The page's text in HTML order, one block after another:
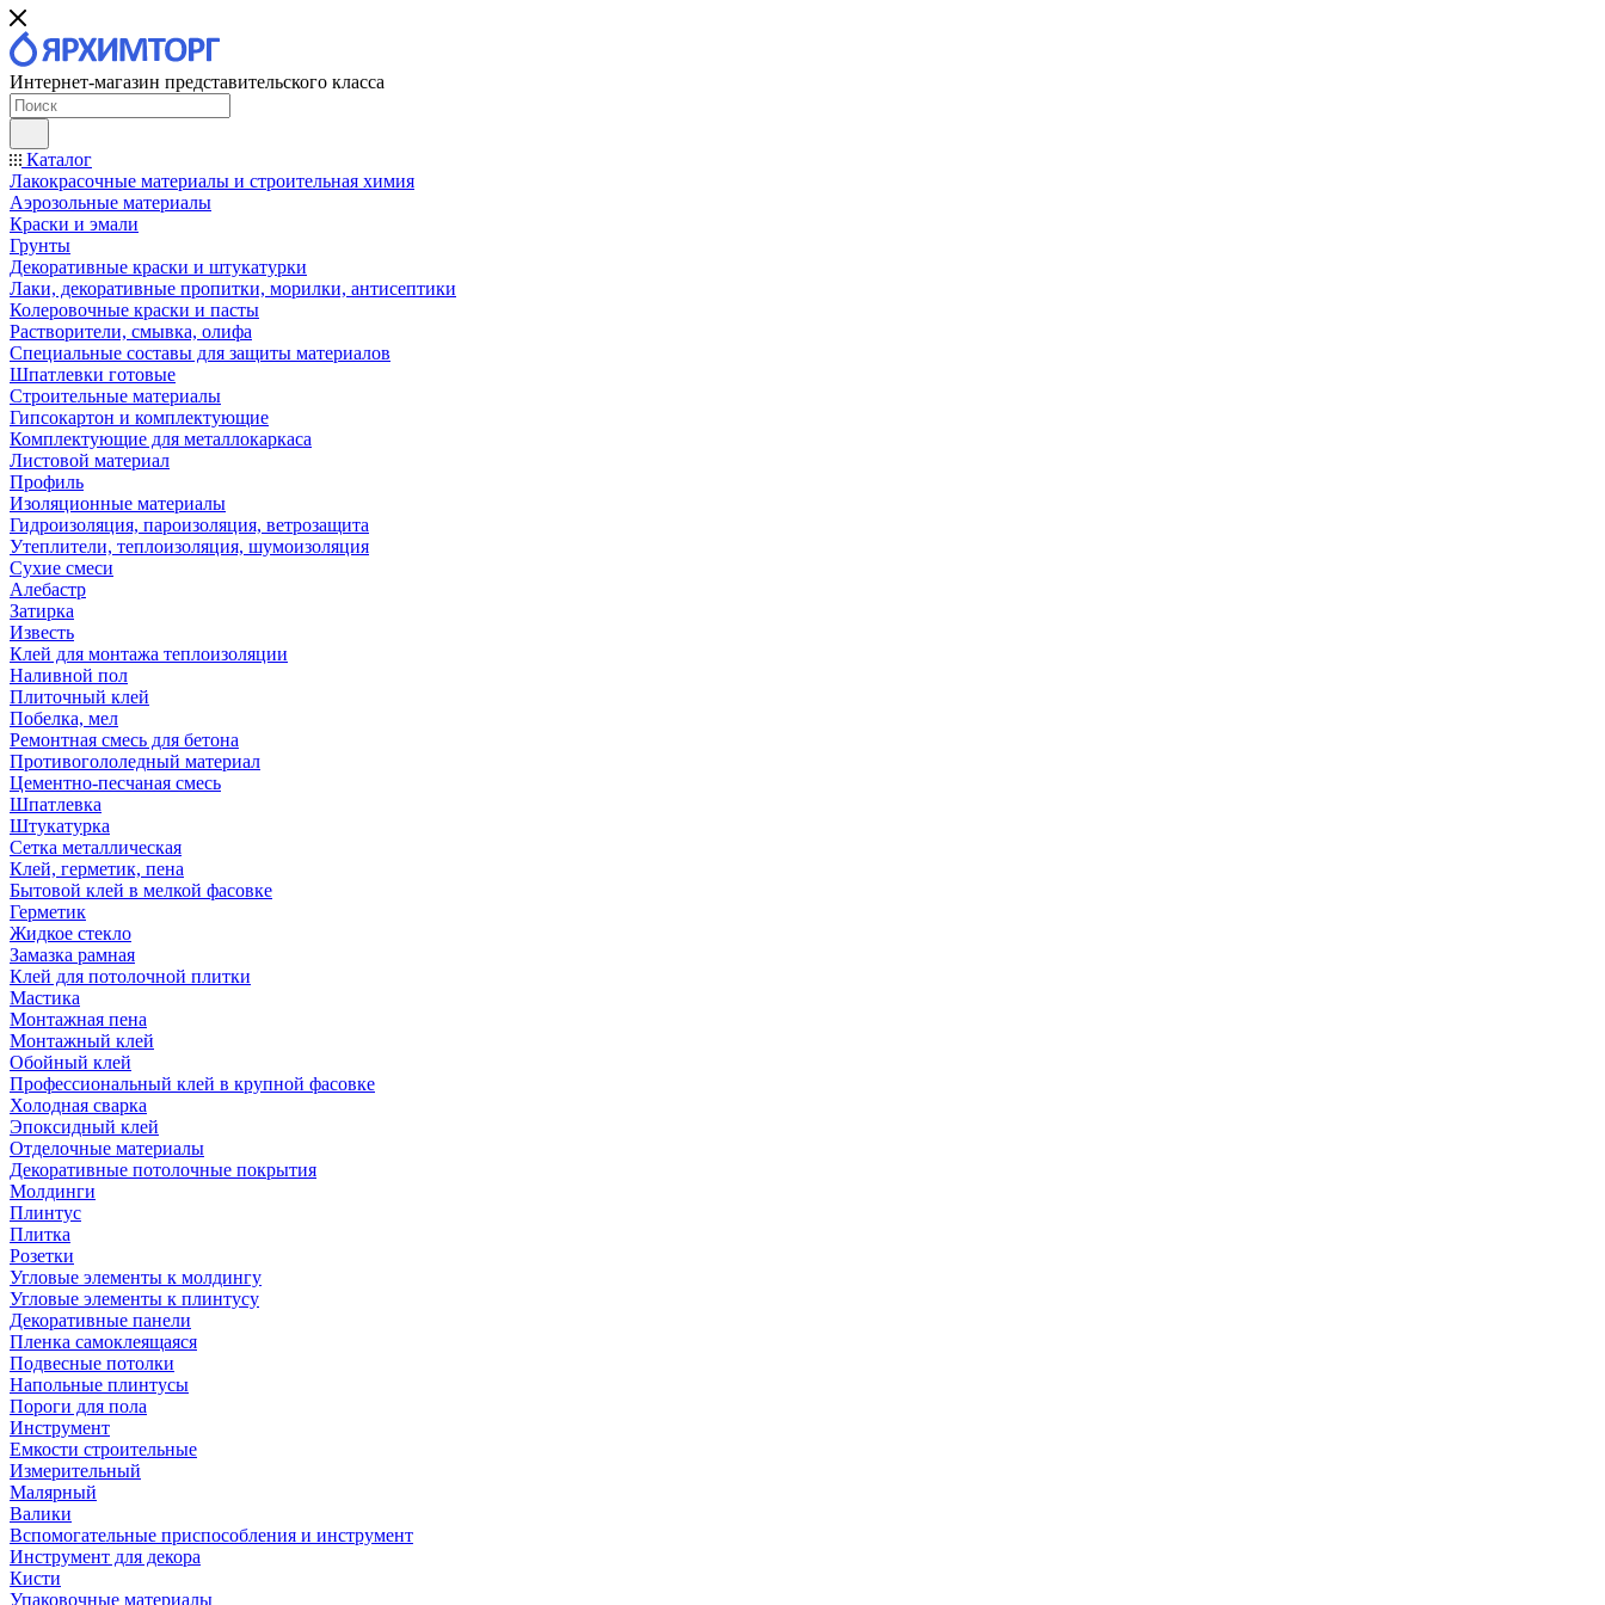
Интернет-магазин представительского класса
Каталог
Лакокрасочные материалы и строительная химия
Аэрозольные материалы
Краски и эмали
Грунты
Декоративные краски и штукатурки
Лаки, декоративные пропитки, морилки, антисептики
Колеровочные краски и пасты
Растворители, смывка, олифа
Специальные составы для защиты материалов
Шпатлевки готовые
Строительные материалы
Гипсокартон и комплектующие
Комплектующие для металлокаркаса
Листовой материал
Профиль
Изоляционные материалы
Гидроизоляция, пароизоляция, ветрозащита
Утеплители, теплоизоляция, шумоизоляция
Сухие смеси
Алебастр
Затирка
Известь
Клей для монтажа теплоизоляции
Наливной пол
Плиточный клей
Побелка, мел
Ремонтная смесь для бетона
Противогололедный материал
Цементно-песчаная смесь
Шпатлевка
Штукатурка
Сетка металлическая
Клей, герметик, пена
Бытовой клей в мелкой фасовке
Герметик
Жидкое стекло
Замазка рамная
Клей для потолочной плитки
Мастика
Монтажная пена
Монтажный клей
Обойный клей
Профессиональный клей в крупной фасовке
Холодная сварка
Эпоксидный клей
Отделочные материалы
Декоративные потолочные покрытия
Молдинги
Плинтус
Плитка
Розетки
Угловые элементы к молдингу
Угловые элементы к плинтусу
Декоративные панели
Пленка самоклеящаяся
Подвесные потолки
Напольные плинтусы
Пороги для пола
Инструмент
Емкости строительные
Измерительный
Малярный
Валики
Вспомогательные приспособления и инструмент
Инструмент для декора
Кисти
Упаковочные материалы